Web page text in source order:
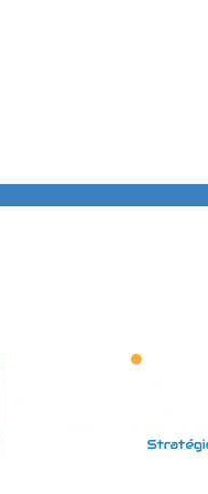
Publicité ! Pas d’IA,
talent !